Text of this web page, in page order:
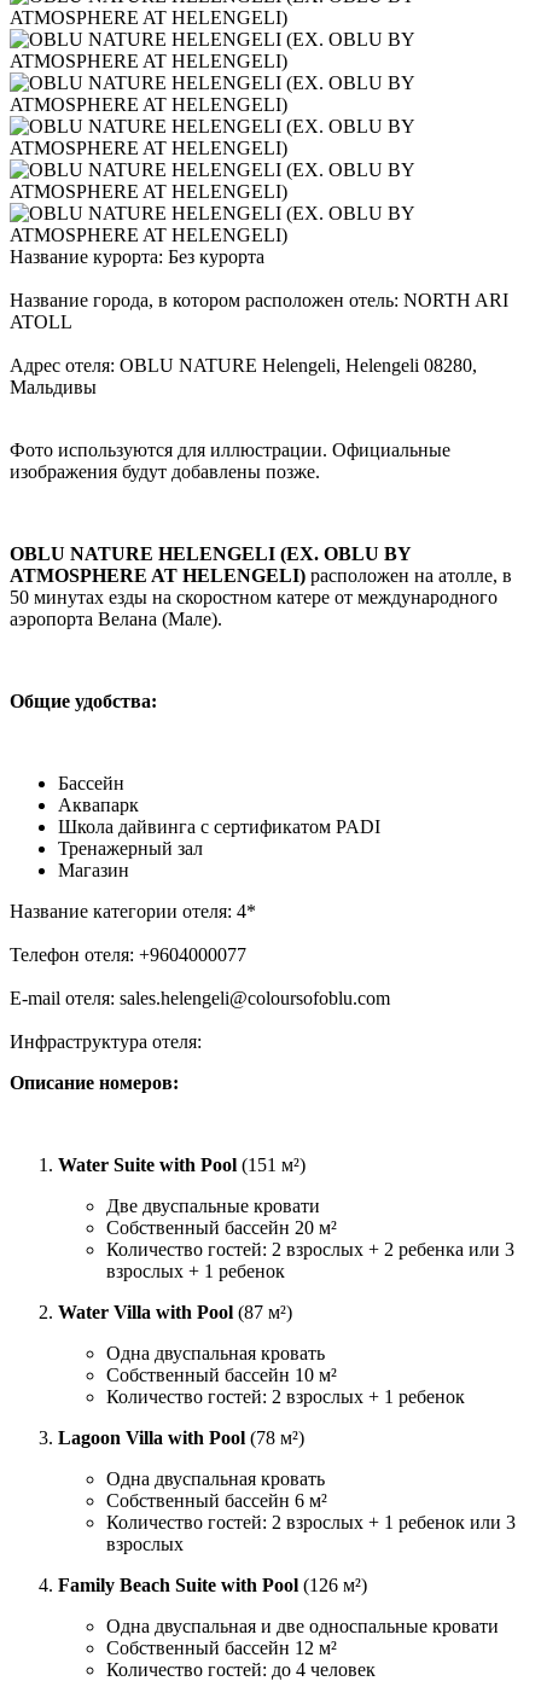
Название курорта: Без курорта
Название города, в котором расположен отель: NORTH ARI
ATOLL
Адрес отеля: OBLU NATURE Helengeli, Helengeli 08280,
Мальдивы
Фото используются для иллюстрации. Официальные
изображения будут добавлены позже.
OBLU NATURE HELENGELI (EX. OBLU BY
ATMOSPHERE AT HELENGELI) расположен на атолле, в
50 минутах езды на скоростном катере от международного
аэропорта Велана (Мале).
Общие удобства:
Бассейн
Аквапарк
Школа дайвинга с сертификатом PADI
Тренажерный зал
Магазин
Название категории отеля: 4*
Телефон отеля: +9604000077
E-mail отеля: sales.helengeli@coloursofoblu.com
Инфраструктура отеля:
Описание номеров:
Water Suite with Pool (151 м²)
Две двуспальные кровати
Собственный бассейн 20 м²
Количество гостей: 2 взрослых + 2 ребенка или 3
взрослых + 1 ребенок
Water Villa with Pool (87 м²)
Одна двуспальная кровать
Собственный бассейн 10 м²
Количество гостей: 2 взрослых + 1 ребенок
Lagoon Villa with Pool (78 м²)
Одна двуспальная кровать
Собственный бассейн 6 м²
Количество гостей: 2 взрослых + 1 ребенок или 3
взрослых
Family Beach Suite with Pool (126 м²)
Одна двуспальная и две односпальные кровати
Собственный бассейн 12 м²
Количество гостей: до 4 человек